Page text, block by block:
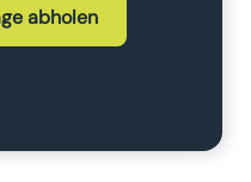
abholen